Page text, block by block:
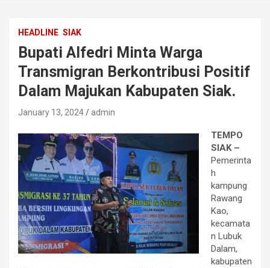
HEADLINE SIAK
Bupati Alfedri Minta Warga
Transmigran Berkontribusi Positif
Dalam Majukan Kabupaten Siak.
January 13, 2024 admin
TEMPO
SIAK –
Pemerinta
h
kampung
Rawang
Kao,
kecamata
n Lubuk
Dalam,
kabupaten